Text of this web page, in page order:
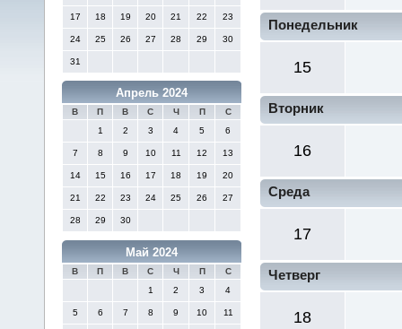
17 18 19 20 21 22 23
24 25 26 27 28 29 30
31
Апрель 2024
В П В С Ч П
С
1
2 3 4 5 6
7 8 9 10 11 12 13
14 15 16 17 18 19 20
21 22 23 24 25 26 27
28 29 30
Май 2024
В П В С Ч П
С
1
2 3 4
5 6 7 8 9 10 11
Понедельник
15
Вторник
16
Среда
17
Четверг
18